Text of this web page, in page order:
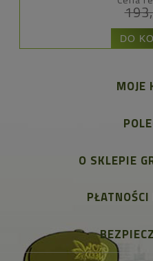
DO
MOJE
O SKLEPIE